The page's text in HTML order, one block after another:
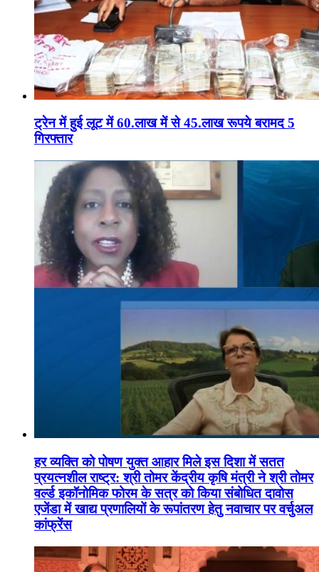
ट्रेन में हुई लूट में 60.लाख में से 45.लाख रूपये बरामद 5
गिरफ्तार
हर व्यक्ति को पोषण युक्त आहार मिले इस दिशा में सतत
प्रयत्नशील राष्ट्र: श्री तोमर केंद्रीय कृषि मंत्री ने श्री तोमर
वर्ल्ड इकॉनोमिक फोरम के सत्र को किया संबोधित दावोस
एजेंडा में खाद्य प्रणालियों के रूपांतरण हेतु नवाचार पर वर्चुअल
कांफ्रेंस